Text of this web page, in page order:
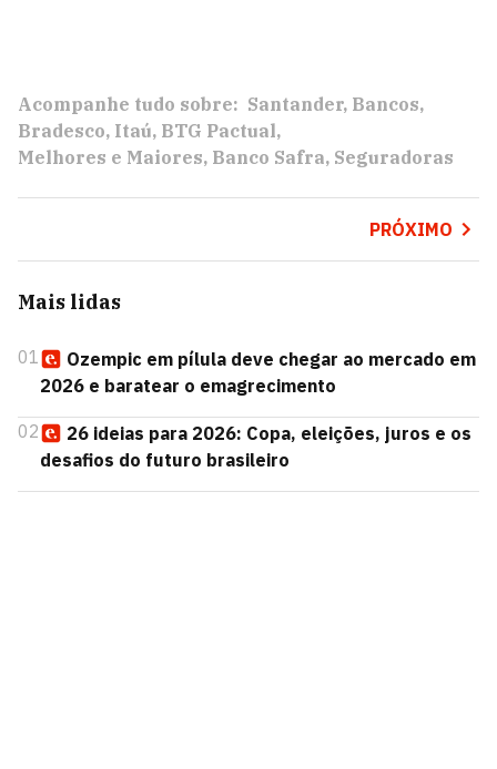
Acompanhe tudo sobre: Santander Bancos
Bradesco Itaú BTG Pactual
Melhores e Maiores Banco Safra Seguradoras
PRÓXIMO
Mais lidas
01
Ozempic em pílula deve chegar ao mercado em
2026 e baratear o emagrecimento
02
26 ideias para 2026: Copa, eleições, juros e os
desafios do futuro brasileiro